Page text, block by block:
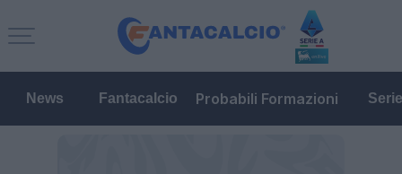
News Fantacalcio Probabili Formazioni